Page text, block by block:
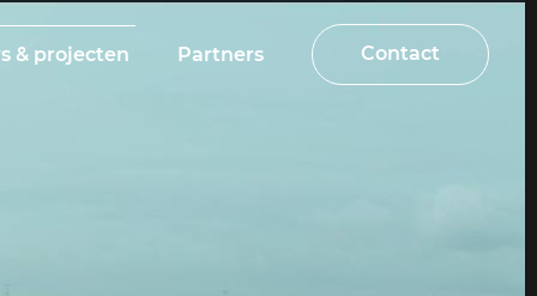
& projecten Partners Contact